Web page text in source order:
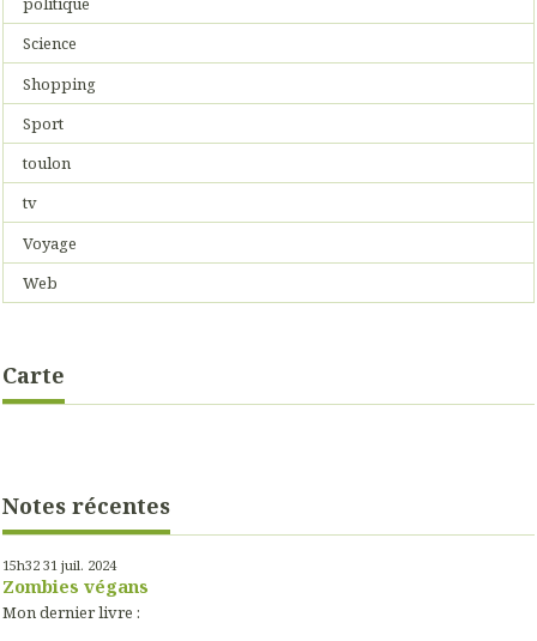
Science
Shopping
Sport
toulon
tv
Voyage
Web
Carte
Notes récentes
15h32 31 juil. 2024
Zombies végans
Mon dernier livre :